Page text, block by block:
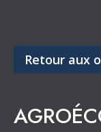
Retour aux